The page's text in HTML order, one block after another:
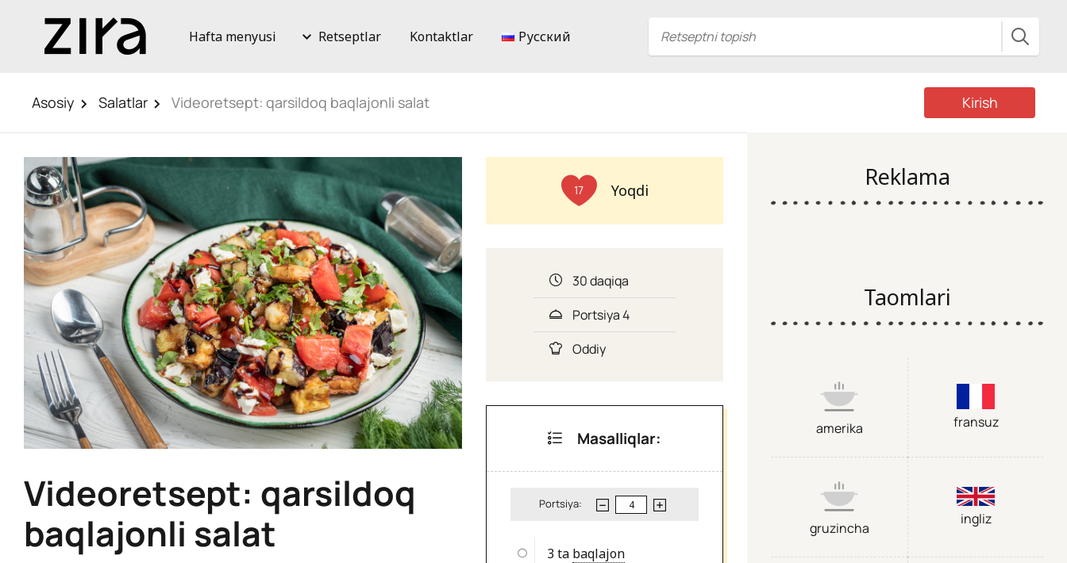
Hafta menyusi Retseptlar Kontaktlar Русский
Asosiy Salatlar Videoretsept: qarsildoq baqlajonli salat Kirish
Videoretsept: qarsildoq
baqlajonli salat
17 Yoqdi
30 daqiqa
Portsiya 4
Oddiy
Masalliqlar:
Portsiya:
3 ta baqlajon
Reklama
Taomlari
amerika fransuz
gruzincha
ingliz